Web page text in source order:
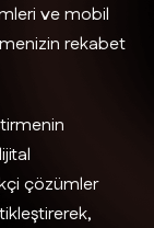
ve mobil
rekabet
çözümler